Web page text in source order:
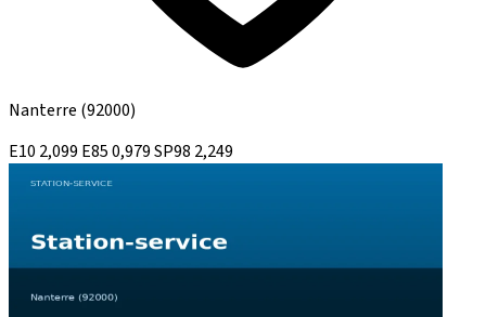
Nanterre (92000)
E10 2,099 E850,979SP98 2,249